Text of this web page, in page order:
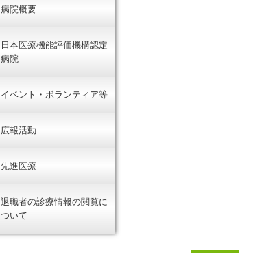
病院概要
日本医療機能評価機構認定
病院
イベント・ボランティア等
広報活動
先進医療
退職者の診療情報の閲覧に
ついて